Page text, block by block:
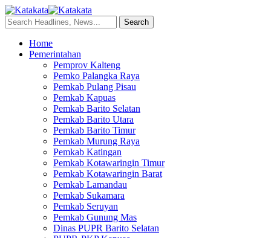
Home
Pemerintahan
Pemprov Kalteng
Pemko Palangka Raya
Pemkab Pulang Pisau
Pemkab Kapuas
Pemkab Barito Selatan
Pemkab Barito Utara
Pemkab Barito Timur
Pemkab Murung Raya
Pemkab Katingan
Pemkab Kotawaringin Timur
Pemkab Kotawaringin Barat
Pemkab Lamandau
Pemkab Sukamara
Pemkab Seruyan
Pemkab Gunung Mas
Dinas PUPR Barito Selatan